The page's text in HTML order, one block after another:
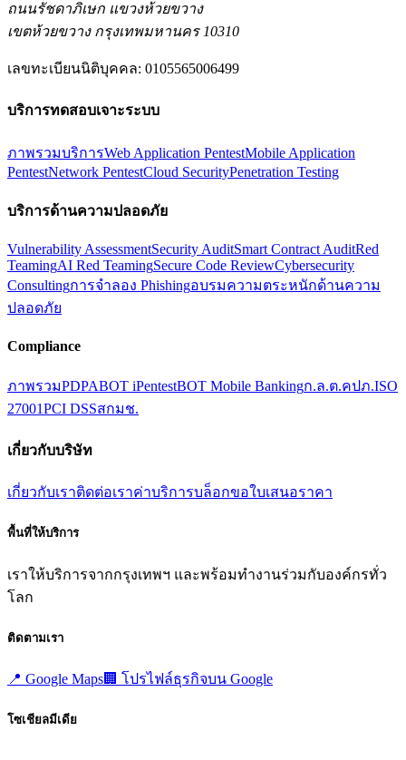
ถนนรัชดาภิเษก แขวงห้วยขวาง
เขตห้วยขวาง กรุงเทพมหานคร 10310
เลขทะเบียนนิติบุคคล: 0105565006499
บริการทดสอบเจาะระบบ
ภาพรวมบริการWeb Application PentestMobile Application
PentestNetwork PentestCloud SecurityPenetration Testing
บริการด้านความปลอดภัย
Vulnerability AssessmentSecurity AuditSmart Contract AuditRed
TeamingAI Red TeamingSecure Code ReviewCybersecurity
Consultingการจำลอง Phishingอบรมความตระหนักด้านความ
ปลอดภัย
Compliance
ภาพรวมPDPABOT iPentestBOT Mobile Bankingก.ล.ต.คปภ.ISO
27001PCI DSSสกมช.
เกี่ยวกับบริษัท
เกี่ยวกับเราติดต่อเราค่าบริการบล็อกขอใบเสนอราคา
พื้นที่ให้บริการ
เราให้บริการจากกรุงเทพฯ และพร้อมทำงานร่วมกับองค์กรทั่ว
โลก
ติดตามเรา
📍 Google Maps🏢 โปรไฟล์ธุรกิจบน Google
โซเชียลมีเดีย